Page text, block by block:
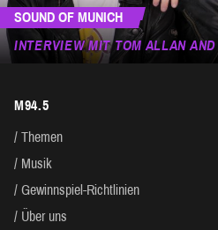
SOUND OF MUNICH
INTERVIEW MIT TOM ALLAN
M94.5
Themen
Musik
Gewinnspiel-Richtlinien
Über uns